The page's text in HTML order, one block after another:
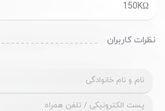
150KΩ
نظرات کاربران